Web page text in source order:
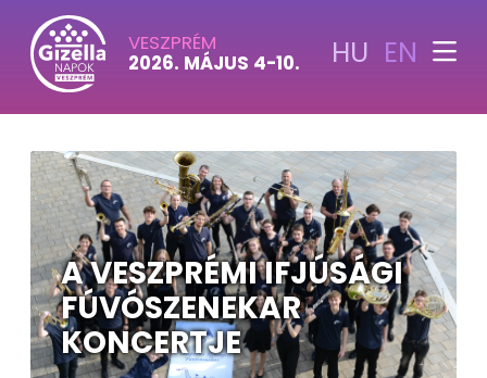
VESZPRÉM
2026. MÁJUS 4-10. HU EN
A VESZPRÉMI IFJÚSÁGI
FÚVÓSZENEKAR
KONCERTJE